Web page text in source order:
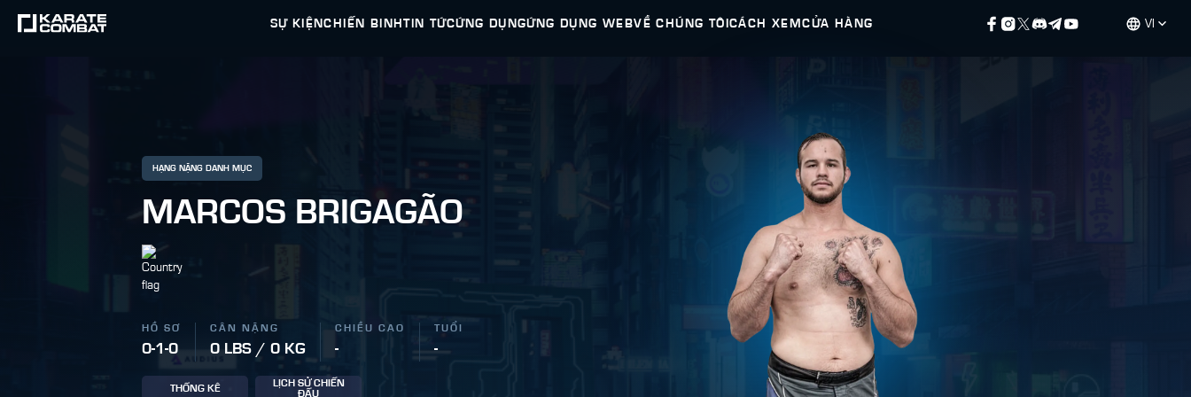
VI
SỰ KIỆNCHIẾN BINHTIN TỨCỨNG DỤNGỨNG DỤNG WEBVỀ CHÚNG TÔICÁCH XEMCỬA HÀNG
HẠNG NẶNG DANH MỤC
MARCOS BRIGAGÃO
HỒ SƠ
0-1-0
CÂN NẶNG
0 LBS / 0 KG
CHIỀU CAO
-
TUỔI
-
THỐNG KÊ
LỊCH SỬ CHIẾN
ĐẤU